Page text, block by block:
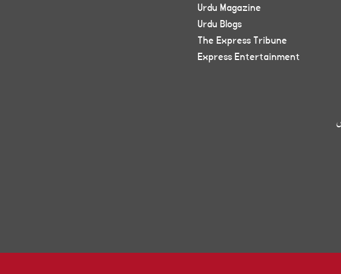
Urdu Magazine
Urdu Blogs
The Express Tribune
Express Entertainment